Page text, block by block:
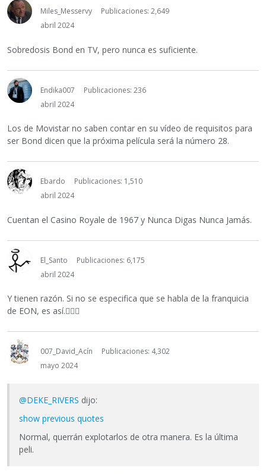
Miles_Messervy
Publicaciones: 2,649
abril 2024
Sobredosis Bond en TV, pero nunca es suficiente.
Endika007
Publicaciones: 236
abril 2024
Los de Movistar no saben contar en su vídeo de requisitos para
ser Bond dicen que la próxima película será la número 28.
Ebardo
Publicaciones: 1,510
abril 2024
Cuentan el Casino Royale de 1967 y Nunca Digas Nunca Jamás.
El_Santo
Publicaciones: 6,175
abril 2024
Y tienen razón. Si no se especifica que se habla de la franquicia
de EON, es así.🤷🏼‍♂️
007_David_Acín
Publicaciones: 4,302
mayo 2024
@DEKE_RIVERS dijo:
show previous quotes
Normal, querrán explotarlos de otra manera. Es la última
peli.